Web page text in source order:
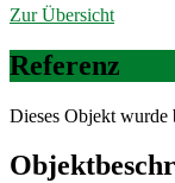
Zur Übersicht
Referenz
Dieses Objekt wurde